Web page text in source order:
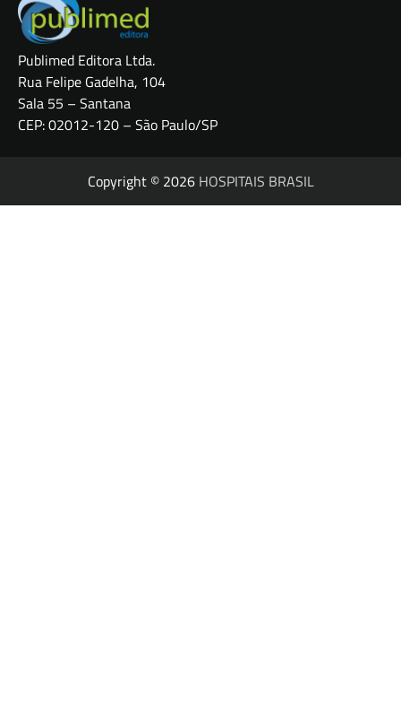
Publimed Editora Ltda.
Rua Felipe Gadelha, 104
Sala 55 – Santana
CEP: 02012-120 – São Paulo/SP
Copyright © 2026 HOSPITAIS BRASIL